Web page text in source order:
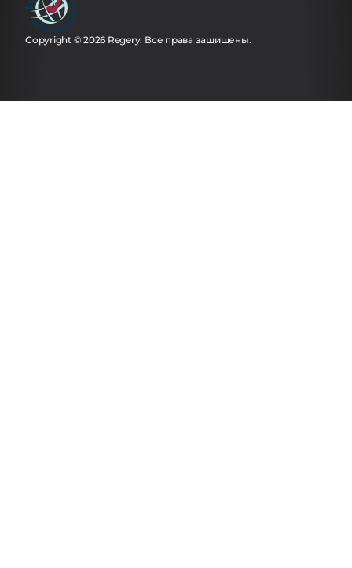
Copyright © 2026 Regery. Все права защищены.